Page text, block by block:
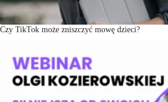
Czy TikTok może zniszczyć mowę dzieci?